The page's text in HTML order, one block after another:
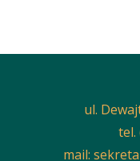
ul.
tel.
mail: